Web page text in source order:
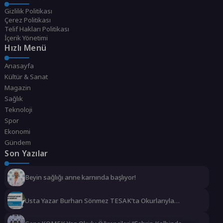
Gizlilik Politikası
Çerez Politikası
Telif Hakları Politikası
İçerik Yönetimi
Hızlı Menü
Anasayfa
Kültür & Sanat
Magazin
Sağlık
Teknoloji
Spor
Ekonomi
Gündem
Son Yazılar
Beyin sağlığı anne karnında başlıyor!
Usta Yazar Burhan Sönmez TESAK’ta Okurlarıyla